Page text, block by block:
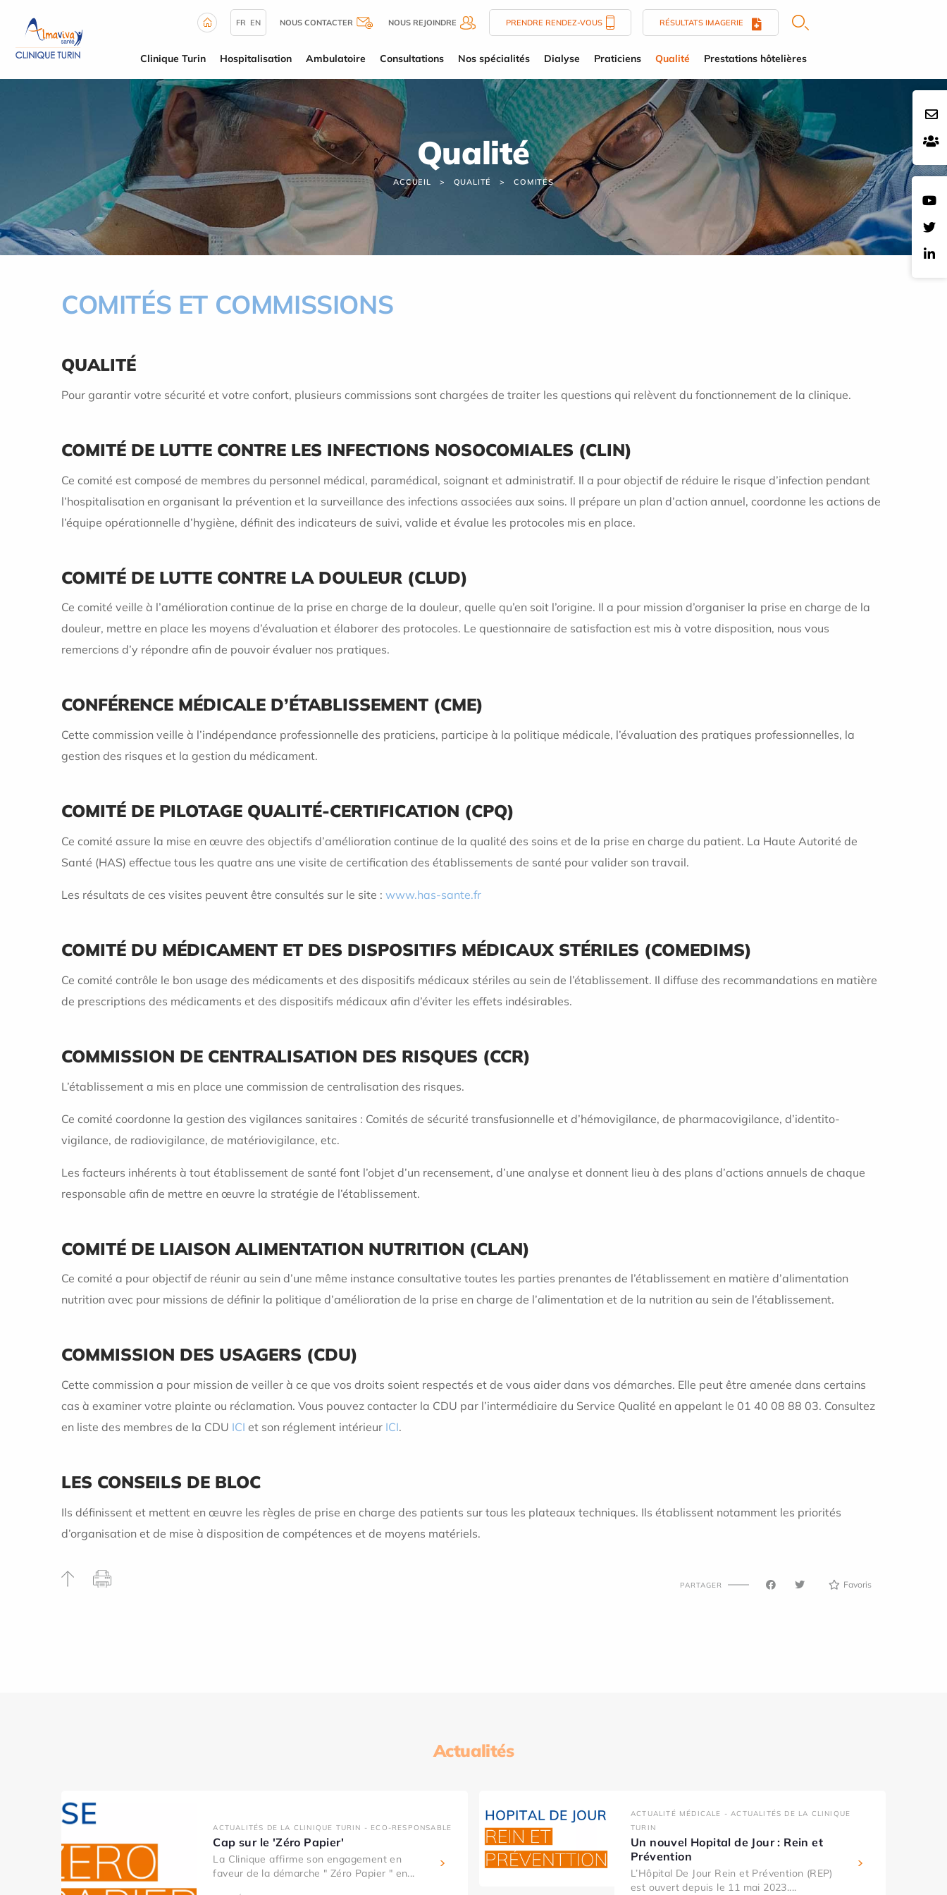
FR EN NOUS CONTACTER NOUS REJOINDRE PRENDRE RENDEZ-VOUS RÉSULTATS IMAGERIE
Clinique Turin Hospitalisation Ambulatoire Consultations Nos spécialités Dialyse Praticiens Qualité Prestations hôtelières
Qualité
ACCUEIL QUALITÉ COMITÉS
COMITÉS ET COMMISSIONS
QUALITÉ
Pour garantir votre sécurité et votre confort, plusieurs commissions sont chargées de traiter les questions qui relèvent du fonctionnement de la clinique.
COMITÉ DE LUTTE CONTRE LES INFECTIONS NOSOCOMIALES (CLIN)
Ce comité est composé de membres du personnel médical, paramédical, soignant et administratif. Il a pour objectif de réduire le risque d’infection pendant
l’hospitalisation en organisant la prévention et la surveillance des infections associées aux soins. Il prépare un plan d’action annuel, coordonne les actions de
l’équipe opérationnelle d’hygiène, définit des indicateurs de suivi, valide et évalue les protocoles mis en place.
COMITÉ DE LUTTE CONTRE LA DOULEUR (CLUD)
Ce comité veille à l’amélioration continue de la prise en charge de la douleur, quelle qu’en soit l’origine. Il a pour mission d’organiser la prise en charge de la
douleur, mettre en place les moyens d’évaluation et élaborer des protocoles. Le questionnaire de satisfaction est mis à votre disposition, nous vous
remercions d’y répondre afin de pouvoir évaluer nos pratiques.
CONFÉRENCE MÉDICALE D’ÉTABLISSEMENT (CME)
Cette commission veille à l’indépendance professionnelle des praticiens, participe à la politique médicale, l’évaluation des pratiques professionnelles, la
gestion des risques et la gestion du médicament.
COMITÉ DE PILOTAGE QUALITÉ-CERTIFICATION (CPQ)
Ce comité assure la mise en œuvre des objectifs d’amélioration continue de la qualité des soins et de la prise en charge du patient. La Haute Autorité de
Santé (HAS) effectue tous les quatre ans une visite de certification des établissements de santé pour valider son travail.
Les résultats de ces visites peuvent être consultés sur le site : www.has-sante.fr
COMITÉ DU MÉDICAMENT ET DES DISPOSITIFS MÉDICAUX STÉRILES (COMEDIMS)
Ce comité contrôle le bon usage des médicaments et des dispositifs médicaux stériles au sein de l’établissement. Il diffuse des recommandations en matière
de prescriptions des médicaments et des dispositifs médicaux afin d’éviter les effets indésirables.
COMMISSION DE CENTRALISATION DES RISQUES (CCR)
L’établissement a mis en place une commission de centralisation des risques.
Ce comité coordonne la gestion des vigilances sanitaires : Comités de sécurité transfusionnelle et d’hémovigilance, de pharmacovigilance, d’identito-
vigilance, de radiovigilance, de matériovigilance, etc.
Les facteurs inhérents à tout établissement de santé font l’objet d’un recensement, d’une analyse et donnent lieu à des plans d’actions annuels de chaque
responsable afin de mettre en œuvre la stratégie de l’établissement.
COMITÉ DE LIAISON ALIMENTATION NUTRITION (CLAN)
Ce comité a pour objectif de réunir au sein d’une même instance consultative toutes les parties prenantes de l’établissement en matière d’alimentation
nutrition avec pour missions de définir la politique d’amélioration de la prise en charge de l’alimentation et de la nutrition au sein de l’établissement.
COMMISSION DES USAGERS (CDU)
Cette commission a pour mission de veiller à ce que vos droits soient respectés et de vous aider dans vos démarches. Elle peut être amenée dans certains
cas à examiner votre plainte ou réclamation. Vous pouvez contacter la CDU par l’intermédiaire du Service Qualité en appelant le 01 40 08 88 03. Consultez
en liste des membres de la CDU ICI et son réglement intérieur ICI.
LES CONSEILS DE BLOC
Ils définissent et mettent en œuvre les règles de prise en charge des patients sur tous les plateaux techniques. Ils établissent notamment les priorités
d’organisation et de mise à disposition de compétences et de moyens matériels.
PARTAGER Favoris
Actualités
ACTUALITÉS DE LA CLINIQUE TURIN - ECO-RESPONSABLE
Cap sur le 'Zéro Papier'
La Clinique affirme son engagement en
faveur de la démarche " Zéro Papier " en...
ACTUALITÉ MÉDICALE - ACTUALITÉS DE LA CLINIQUE
TURIN
Un nouvel Hopital de Jour : Rein et
Prévention
L’Hôpital De Jour Rein et Prévention (REP)
est ouvert depuis le 11 mai 2023....